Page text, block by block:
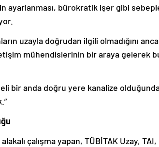
ayarlanması, bürokratik işer gibi
uzayla doğrudan ilgili olmadığını
mühendislerinin bir araya gelerek
bir anda doğru yere kanalize
çalışma yapan, TÜBİTAK Uzay,